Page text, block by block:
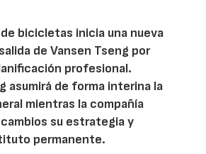
bicicletas inicia una nueva
de Vansen Tseng por
profesional.
asumirá de forma interina la
mientras la compañía
su estrategia y
permanente.